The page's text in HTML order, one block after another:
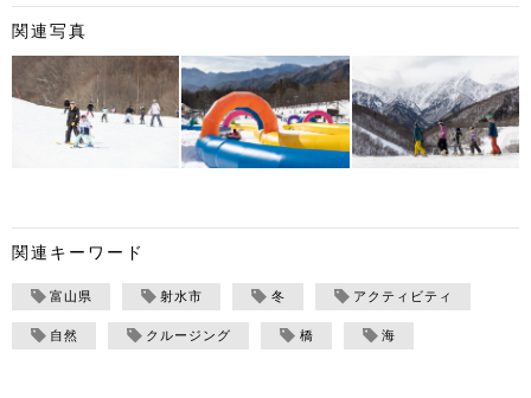
関連写真
関連キーワード
富山県 射水市 冬 アクティビティ
自然 クルージング 橋 海